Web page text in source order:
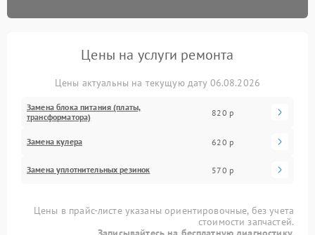
Цены на услуги ремонта
Цены актуальны на текущую дату 06.08.2026
Замена блока питания (платы,
трансформатора)
820 р
Замена кулера 620 р
Замена уплотнительных резинок 570 р
Цены в прайс-листе указаны ориентировочные, без учета
стоимости запчастей.